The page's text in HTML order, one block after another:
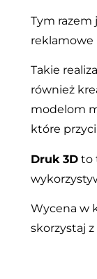
Tym
reklamowe
Takie
również
modelom
które
Druk 3D to
Wycena w
skorzystaj